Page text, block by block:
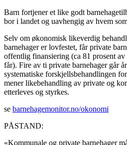
Barn fortjener et like godt
bor i landet og uavhengig av hvem
Selv om økonomisk likeverdig
barnehager er lovfestet, får private
offentlig finansiering (ca 81 prosent
får). Fire av ti private barnehager går
systematiske forskjellsbehandlingen
mener likebehandling av private og
etterleves og styrkes.
se barnehagemonitor.no/okonomi
PÅSTAND:
«Kommunale og private barnehager